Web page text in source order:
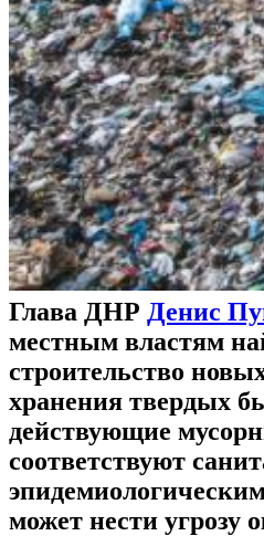
Глава ДНР Денис
местным властям
строительство
хранения твердых
действующие
соответствуют
может нести угрозу